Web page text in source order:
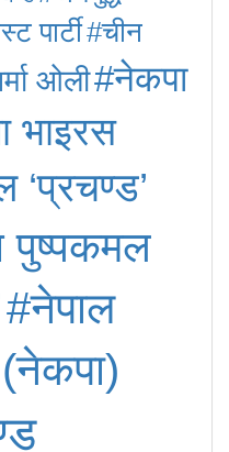
पार्टी#चीन
ओली#नेकपा
भाइरस
‘प्रचण्ड’
पुष्पकमल
#नेपाल
(नेकपा)